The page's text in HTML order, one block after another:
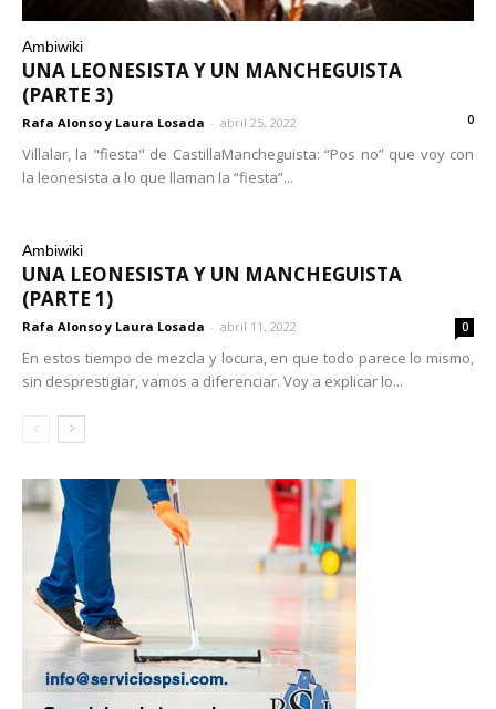
Ambiwiki
UNA LEONESISTA Y UN MANCHEGUISTA
(PARTE 3)
Rafa Alonso y Laura Losada - abril 25, 2022 0
Villalar, la "fiesta" de CastillaMancheguista: “Pos no” que voy con
la leonesista a lo que llaman la “fiesta”...
Ambiwiki
UNA LEONESISTA Y UN MANCHEGUISTA
(PARTE 1)
Rafa Alonso y Laura Losada - abril 11, 2022 0
En estos tiempo de mezcla y locura, en que todo parece lo mismo,
sin desprestigiar, vamos a diferenciar. Voy a explicar lo...